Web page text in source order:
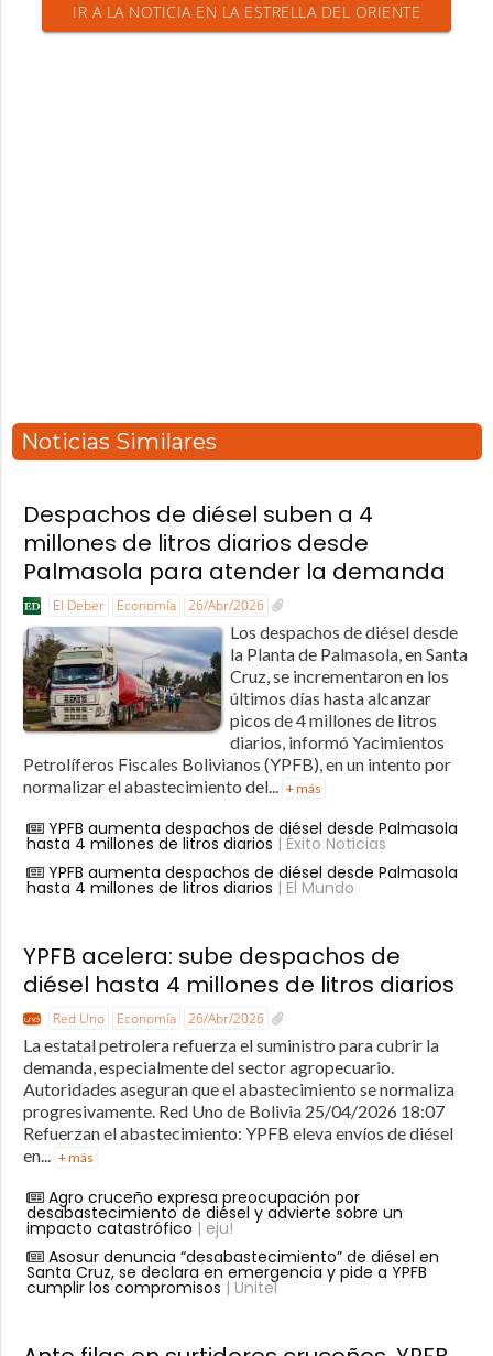
IR A LA NOTICIA EN LA ESTRELLA DEL ORIENTE
Noticias Similares
Despachos de diésel suben a 4
millones de litros diarios desde
Palmasola para atender la demanda
El Deber Economía 26/Abr/2026
Los despachos de diésel desde
la Planta de Palmasola, en Santa
Cruz, se incrementaron en los
últimos días hasta alcanzar
picos de 4 millones de litros
diarios, informó Yacimientos
Petrolíferos Fiscales Bolivianos (YPFB), en un intento por
normalizar el abastecimiento del... + más
YPFB aumenta despachos de diésel desde Palmasola
hasta 4 millones de litros diarios | Éxito Noticias
YPFB aumenta despachos de diésel desde Palmasola
hasta 4 millones de litros diarios | El Mundo
YPFB acelera: sube despachos de
diésel hasta 4 millones de litros diarios
Red Uno Economía 26/Abr/2026
La estatal petrolera refuerza el suministro para cubrir la
demanda, especialmente del sector agropecuario.
Autoridades aseguran que el abastecimiento se normaliza
progresivamente. Red Uno de Bolivia 25/04/2026 18:07
Refuerzan el abastecimiento: YPFB eleva envíos de diésel
en...
+ más
Agro cruceño expresa preocupación por
desabastecimiento de diésel y advierte sobre un
impacto catastrófico | eju!
Asosur denuncia “desabastecimiento” de diésel en
Santa Cruz, se declara en emergencia y pide a YPFB
cumplir los compromisos | Unitel